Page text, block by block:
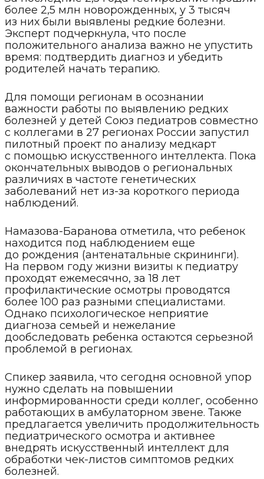
более 2,5 млн новорожденных, у 3 тысяч
из них были выявлены редкие болезни.
Эксперт подчеркнула, что после
положительного анализа важно не упустить
время: подтвердить диагноз и убедить
родителей начать терапию.
Для помощи регионам в осознании
важности работы по выявлению редких
болезней у детей Союз педиатров совместно
с коллегами в 27 регионах России запустил
пилотный проект по анализу медкарт
с помощью искусственного интеллекта. Пока
окончательных выводов о региональных
различиях в частоте генетических
заболеваний нет из-за короткого периода
наблюдений.
Намазова-Баранова отметила, что ребенок
находится под наблюдением еще
до рождения (антенатальные скрининги).
На первом году жизни визиты к педиатру
проходят ежемесячно, за 18 лет
профилактические осмотры проводятся
более 100 раз разными специалистами.
Однако психологическое неприятие
диагноза семьей и нежелание
дообследовать ребенка остаются серьезной
проблемой в регионах.
Спикер заявила, что сегодня основной упор
нужно сделать на повышении
информированности среди коллег, особенно
работающих в амбулаторном звене. Также
предлагается увеличить продолжительность
педиатрического осмотра и активнее
внедрять искусственный интеллект для
обработки чек-листов симптомов редких
болезней.